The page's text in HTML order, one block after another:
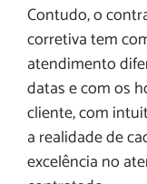
Contudo, o
corretiva tem
atendimento
datas e com os
cliente, com
a realidade de
excelência no